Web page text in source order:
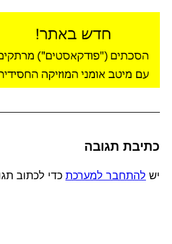
כתיבת תגובה
יש להתחבר למערכת כדי לכתוב